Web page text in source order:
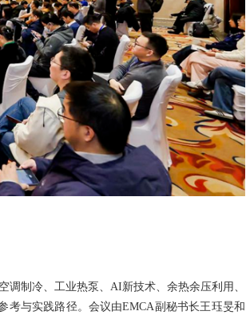
制冷、工业热泵、AI新技术、余热余压利用、
考与实践路径。会议由EMCA副秘书长王珏旻和